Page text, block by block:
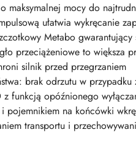
maksymalnej mocy do
ułatwia wykręcanie
Metabo
przeciążeniowe to większa
silnik przed przegrzaniem
brak odrzutu w
funkcją opóźnionego
pojemnikiem na końcówki
transportu i